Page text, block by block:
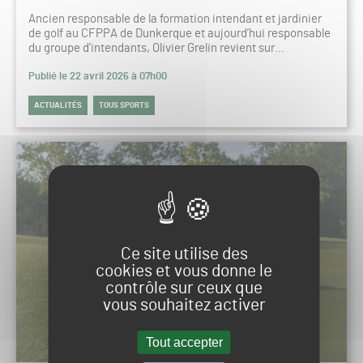
Ce site utilise des
cookies et vous donne le
contrôle sur ceux que
vous souhaitez activer
Tout accepter
Ancien responsable de la formation intendant et jardinier
de golf au CFPPA de Dunkerque et aujourd’hui responsable
du groupe d’intendants, Olivier Grelin revient sur…
Publié le 22 avril 2026 à 07h00
ACTUALITÉS TOUS SPORTS